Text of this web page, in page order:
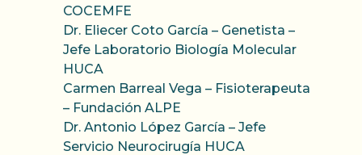
COCEMFE
Dr. Eliecer Coto García – Genetista –
Jefe Laboratorio Biología Molecular
HUCA
Carmen Barreal Vega – Fisioterapeuta
– Fundación ALPE
Dr. Antonio López García – Jefe
Servicio Neurocirugía HUCA